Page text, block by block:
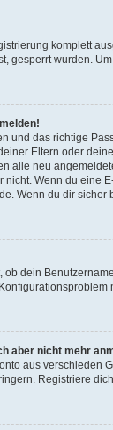
komplett
gesperrt wurden.
und das richtige
Eltern oder
alle neu
Wenn du eine
Wenn du dir
dein
aber nicht mehr
aus
Registriere